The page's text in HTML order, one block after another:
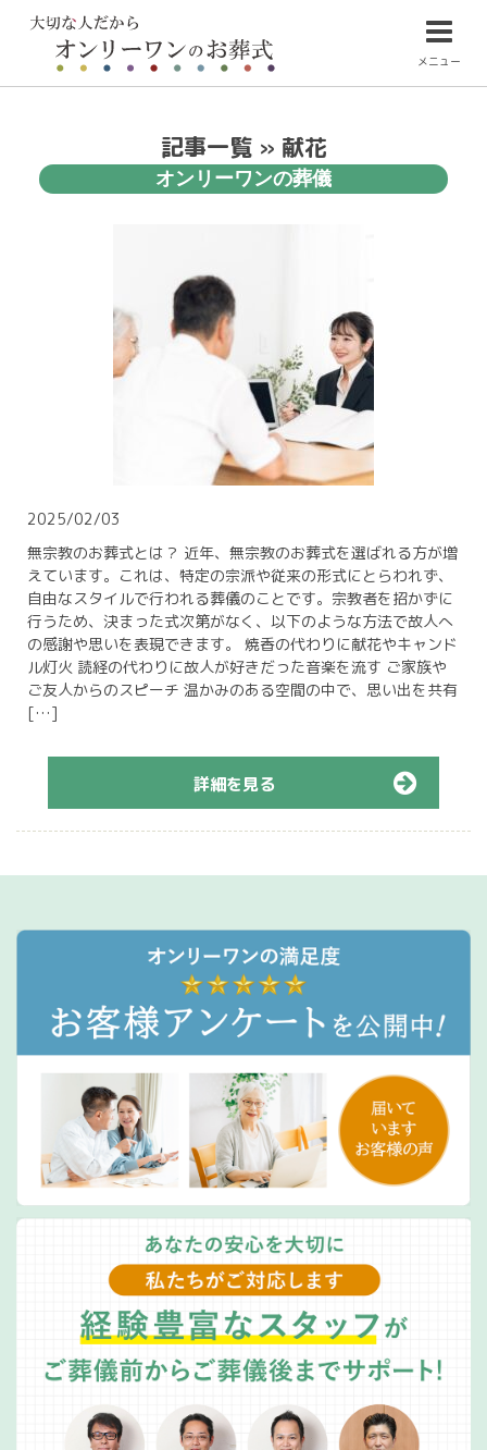
メニュー
記事一覧 » 献花
オンリーワンの葬儀
2025/02/03
無宗教のお葬式とは？ 近年、無宗教のお葬式を選ばれる方が増
えています。これは、特定の宗派や従来の形式にとらわれず、
自由なスタイルで行われる葬儀のことです。宗教者を招かずに
行うため、決まった式次第がなく、以下のような方法で故人へ
の感謝や思いを表現できます。 焼香の代わりに献花やキャンド
ル灯火 読経の代わりに故人が好きだった音楽を流す ご家族や
ご友人からのスピーチ 温かみのある空間の中で、思い出を共有
[…]
詳細を見る